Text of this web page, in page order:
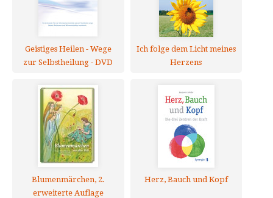
Geistiges Heilen - Wege
zur Selbstheilung - DVD
Ich folge dem Licht meines
Herzens
Blumenmärchen, 2.
erweiterte Auflage
Herz, Bauch und Kopf